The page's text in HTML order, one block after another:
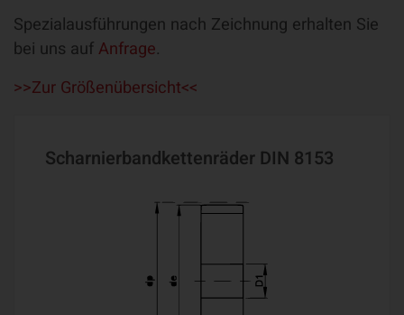
Spezialausführungen nach Zeichnung erhalten Sie
bei uns auf Anfrage.
>>Zur Größenübersicht<<
Scharnierbandkettenräder DIN 8153